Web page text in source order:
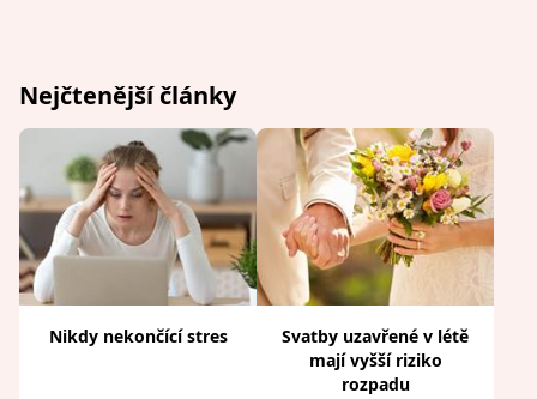
Nejčtenější články
Nikdy nekončící stres
Svatby uzavřené v létě
mají vyšší riziko
rozpadu